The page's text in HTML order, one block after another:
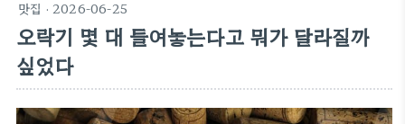
맛집 · 2026-06-25
오락기 몇 대 들여놓는다고 뭐가 달라질까
싶었다